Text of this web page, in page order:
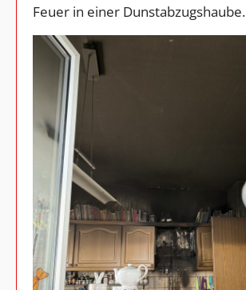
Feuer in einer Dunstabzugshaube.